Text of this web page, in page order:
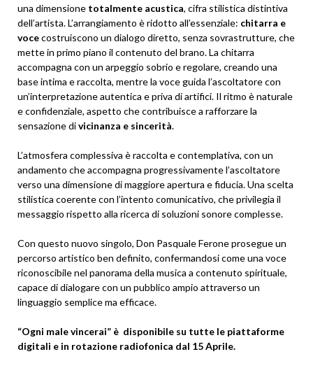
una dimensione totalmente acustica, cifra stilistica distintiva
dell’artista. L’arrangiamento è ridotto all’essenziale: chitarra e
vocecostruiscono un dialogo diretto, senza sovrastrutture, che
mette in primo piano il contenuto del brano. La chitarra
accompagna con un arpeggio sobrio e regolare, creando una
base intima e raccolta, mentre la voce guida l’ascoltatore con
un’interpretazione autentica e priva di artifici. Il ritmo è naturale
e confidenziale, aspetto che contribuisce a rafforzare la
sensazione divicinanza e sincerità.
L’atmosfera complessiva è raccolta e contemplativa, con un
andamento che accompagna progressivamente l’ascoltatore
verso una dimensione di maggiore apertura e fiducia. Una scelta
stilistica coerente con l’intento comunicativo, che privilegia il
messaggio rispetto alla ricerca di soluzioni sonore complesse.
Con questo nuovo singolo, Don Pasquale Ferone prosegue un
percorso artistico ben definito, confermandosi come una voce
riconoscibile nel panorama della musica a contenuto spirituale,
capace di dialogare con un pubblico ampio attraverso un
linguaggio semplice ma efficace.
“Ogni male vincerai” è disponibile su tutte le piattaforme
digitali e in rotazione radiofonica dal 15 Aprile.